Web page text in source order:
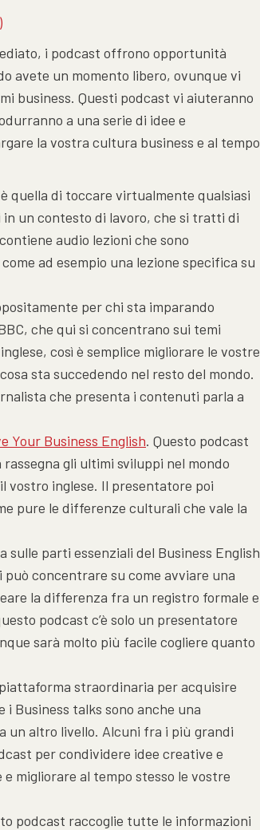
)
i podcast offrono opportunità
avete un momento libero, ovunque vi
business. Questi podcast vi aiuteranno
a una serie di idee e
la vostra cultura business e al tempo
quella di toccare virtualmente qualsiasi
un contesto di lavoro, che si tratti di
audio lezioni che sono
ad esempio una lezione specifica su
per chi sta imparando
che qui si concentrano sui temi
così è semplice migliorare le vostre
sta succedendo nel resto del mondo.
che presenta i contenuti parla a
Your Business English. Questo podcast
gli ultimi sviluppi nel mondo
vostro inglese. Il presentatore poi
pure le differenze culturali che vale la
sulle parti essenziali del Business English
concentrare su come avviare una
la differenza fra un registro formale e
podcast c’è solo un presentatore
sarà molto più facile cogliere quanto
straordinaria per acquisire
Business talks sono anche una
un altro livello. Alcuni fra i più grandi
per condividere idee creative e
migliorare al tempo stesso le vostre
podcast raccoglie tutte le informazioni